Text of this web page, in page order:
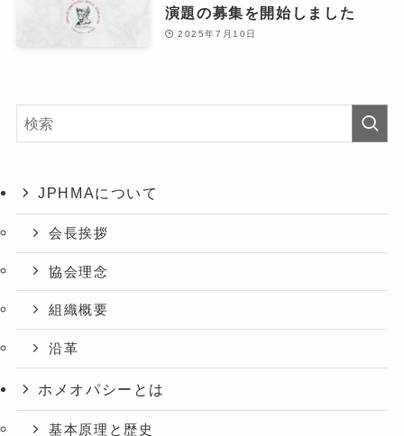
演題の募集を開始しました
2025年7月10日
JPHMAについて
会長挨拶
協会理念
組織概要
沿革
ホメオパシーとは
基本原理と歴史